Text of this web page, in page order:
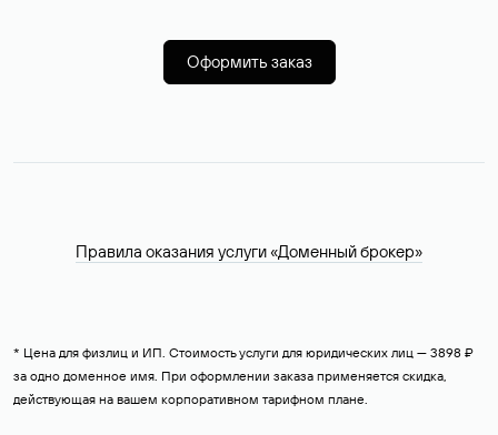
Оформить заказ
Правила оказания услуги «Доменный брокер»
* Цена для физлиц и ИП. Стоимость услуги для юридических лиц — 3898 ₽
за одно доменное имя. При оформлении заказа применяется скидка,
действующая на вашем корпоративном тарифном плане.